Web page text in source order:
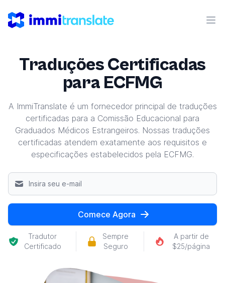
ImmiTranslate
Traduções Certificadas
para ECFMG
A ImmiTranslate é um fornecedor principal de traduções
certificadas para a Comissão Educacional para
Graduados Médicos Estrangeiros. Nossas traduções
certificadas atendem exatamente aos requisitos e
especificações estabelecidos pela ECFMG.
Comece Agora
Tradutor
Certificado
Sempre
Seguro
A partir de
$25/página